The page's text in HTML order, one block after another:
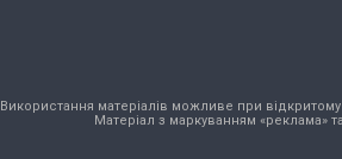
Використання матеріалів можливе при відкритому
Матеріал з маркуванням «реклама»